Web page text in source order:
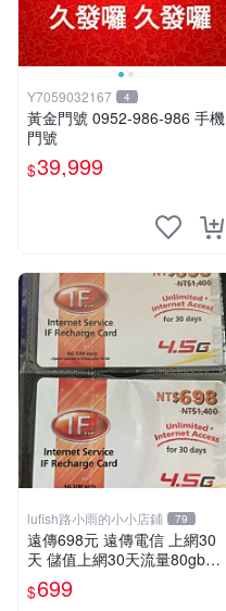
Y7059032167 4
黃金門號 0952-986-986 手機
門號
$39,999
lufish路小雨的小小店鋪 79
遠傳698元 遠傳電信 上網30
天 儲值上網30天流量80gb超
量降速5mbps 本國人可儲值 I
F698
$699